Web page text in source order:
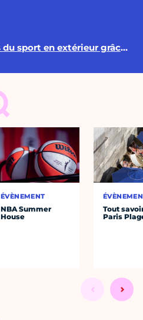
Parisiennes, faites du sport en extérieur grâce à « Paris Sportives » !
ÉVÈNEMENT
NBA Summer
House
Tout
Paris